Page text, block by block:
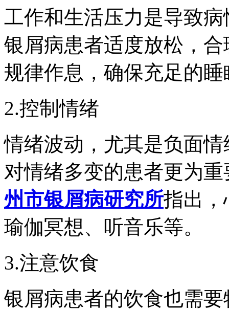
工作和生活压力是导致
银屑病患者适度放松，
规律作息，确保充足的
2.控制情绪
情绪波动，尤其是负面
对情绪多变的患者更为
州市银屑病研究所指出，
瑜伽冥想、听音乐等。
3.注意饮食
银屑病患者的饮食也需